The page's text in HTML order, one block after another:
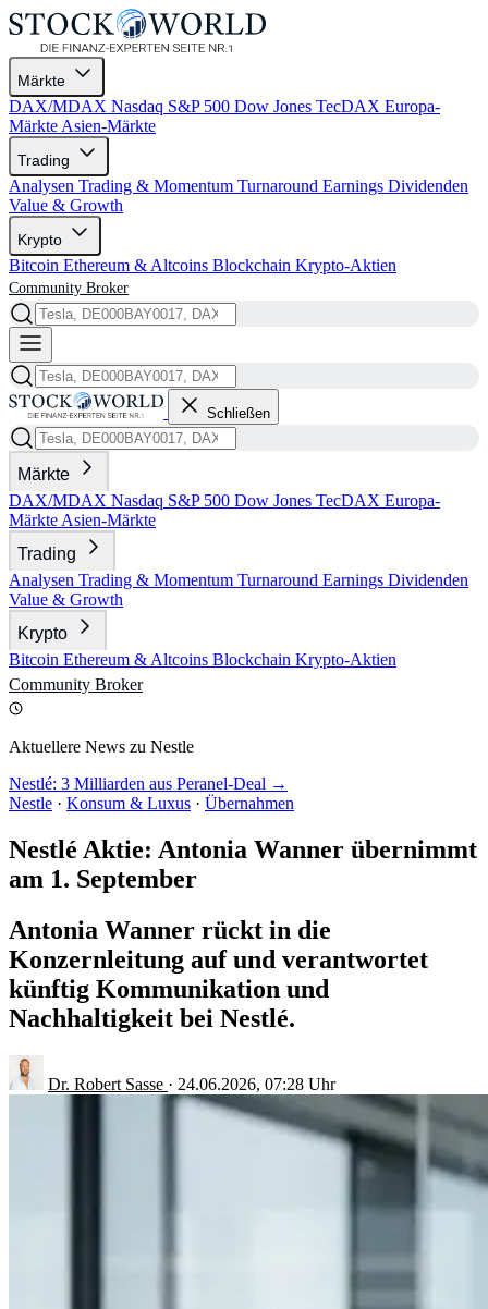
Märkte
DAX/MDAX Nasdaq S&P 500 Dow Jones TecDAX Europa-
Märkte Asien-Märkte
Trading
Analysen Trading & Momentum Turnaround Earnings Dividenden
Value & Growth
Krypto
Bitcoin Ethereum & Altcoins Blockchain Krypto-Aktien
Community Broker
Schließen
Märkte
DAX/MDAX Nasdaq S&P 500 Dow Jones TecDAX Europa-
Märkte Asien-Märkte
Trading
Analysen Trading & Momentum Turnaround Earnings Dividenden
Value & Growth
Krypto
Bitcoin Ethereum & Altcoins Blockchain Krypto-Aktien
Community Broker
Aktuellere News zu Nestle
Nestlé: 3 Milliarden aus Peranel-Deal →
Nestle · Konsum & Luxus · Übernahmen
Nestlé Aktie: Antonia Wanner übernimmt
am 1. September
Antonia Wanner rückt in die
Konzernleitung auf und verantwortet
künftig Kommunikation und
Nachhaltigkeit bei Nestlé.
Dr. Robert Sasse · 24.06.2026, 07:28 Uhr